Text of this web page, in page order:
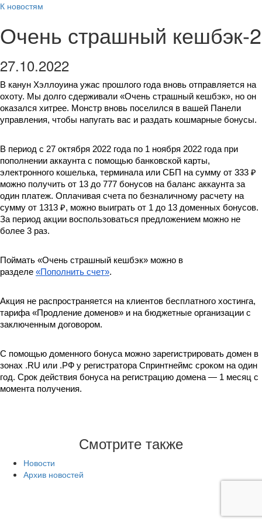
К новостям
Очень страшный кешбэк-2
27.10.2022
В канун Хэллоуина ужас прошлого года вновь отправляется на
охоту. Мы долго сдерживали «Очень страшный кешбэк», но он
оказался хитрее. Монстр вновь поселился в вашей Панели
управления, чтобы напугать вас и раздать кошмарные бонусы.
В период с 27 октября 2022 года по 1 ноября 2022 года при
пополнении аккаунта с помощью банковской карты,
электронного кошелька, терминала или СБП на сумму от 333 ₽
можно получить от 13 до 777 бонусов на баланс аккаунта за
один платеж. Оплачивая счета по безналичному расчету на
сумму от 1313 ₽, можно выиграть от 1 до 13 доменных бонусов.
За период акции воспользоваться предложением можно не
более 3 раз.
Поймать «Очень страшный кешбэк» можно в
разделе «Пополнить счет».
Акция не распространяется на клиентов бесплатного хостинга,
тарифа «Продление доменов» и на бюджетные организации с
заключенным договором.
С помощью доменного бонуса можно зарегистрировать домен в
зонах .RU или .РФ у регистратора Спринтнеймс сроком на один
год. Срок действия бонуса на регистрацию домена — 1 месяц с
момента получения.
Смотрите также
Новости
Архив новостей